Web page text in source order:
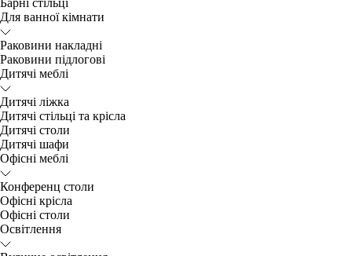
Барні стільці
Для ванної кімнати
Раковини накладні
Раковини підлогові
Дитячі меблі
Дитячі ліжка
Дитячі стільці та крісла
Дитячі столи
Дитячі шафи
Офісні меблі
Конференц столи
Офісні крісла
Офісні столи
Освітлення